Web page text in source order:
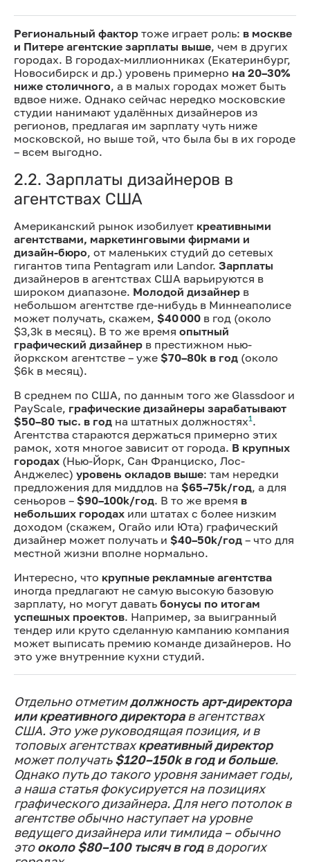
Региональный фактор тоже играет роль: в москве
и Питере агентские зарплаты выше, чем в других
городах. В городах-миллионниках (Екатеринбург,
Новосибирск и др.) уровень примерно на 20–30%
ниже столичного, а в малых городах может быть
вдвое ниже. Однако сейчас нередко московские
студии нанимают удалённых дизайнеров из
регионов, предлагая им зарплату чуть ниже
московской, но выше той, что была бы в их городе
– всем выгодно.
2.2. Зарплаты дизайнеров в
агентствах США
Американский рынок изобилует креативными
агентствами, маркетинговыми фирмами и
дизайн-бюро, от маленьких студий до сетевых
гигантов типа Pentagram или Landor. Зарплаты
дизайнеров в агентствах США варьируются в
широком диапазоне. Молодой дизайнер в
небольшом агентстве где-нибудь в Миннеаполисе
может получать, скажем, $40 000 в год (около
$3,3k в месяц). В то же время опытный
графический дизайнер в престижном нью-
йоркском агентстве – уже $70–80k в год (около
$6k в месяц).
В среднем по США, по данным того же Glassdoor и
PayScale, графические дизайнеры зарабатывают
$50–80 тыс. в год на штатных должностях1.
Агентства стараются держаться примерно этих
рамок, хотя многое зависит от города. В крупных
городах (Нью-Йорк, Сан Франциско, Лос-
Анджелес) уровень окладов выше: там нередки
предложения для миддлов на $65–75k/год, а для
сеньоров – $90–100k/год. В то же время в
небольших городах или штатах с более низким
доходом (скажем, Огайо или Юта) графический
дизайнер может получать и $40–50k/год – что для
местной жизни вполне нормально.
Интересно, что крупные рекламные агентства
иногда предлагают не самую высокую базовую
зарплату, но могут давать бонусы по итогам
успешных проектов. Например, за выигранный
тендер или круто сделанную кампанию компания
может выписать премию команде дизайнеров. Но
это уже внутренние кухни студий.
Отдельно отметимдолжность арт-директора
или креативного директорав агентствах
США. Это уже руководящая позиция, и в
топовых агентствахкреативный директор
может получать$120–150k в год и больше.
Однако путь до такого уровня занимает годы,
а наша статья фокусируется на позициях
графического дизайнера. Для него потолок в
агентстве обычно наступает на уровне
ведущего дизайнера или тимлида – обычно
этооколо $80–100 тысяч в годв дорогих